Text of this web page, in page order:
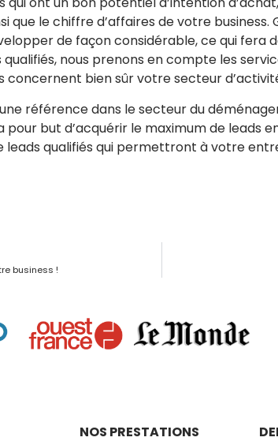
le chiffre d’affaires de votre
de façon considérable, ce qui fera
nous prenons en compte les
concernent bien sûr votre secteur
référence dans le secteur du
pour but d’acquérir le maximum de leads
qualifiés qui permettront à votre
business !
NOS PRESTATIONS